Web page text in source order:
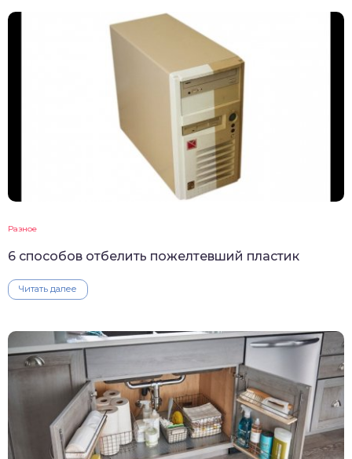
Разное
6 способов отбелить пожелтевший пластик
Читать далее